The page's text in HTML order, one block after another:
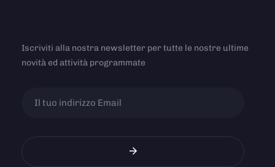
Iscriviti alla nostra newsletter per tutte le nostre ultime
novità ed attività programmate